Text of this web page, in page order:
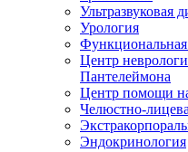
Ультразвуковая
Урология
Функциональная
Центр
Пантелеймона
Центр помощи
Челюстно-
Эндокринология